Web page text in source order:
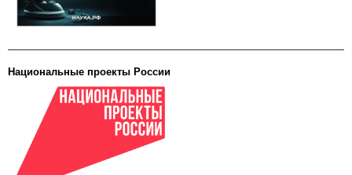
Национальные проекты России